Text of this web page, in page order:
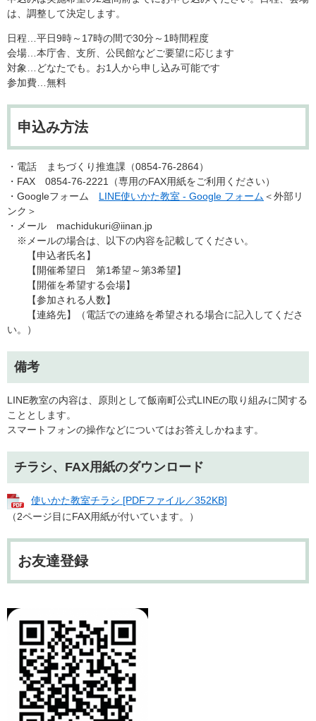
は、調整して決定します。
日程…平日9時～17時の間で30分～1時間程度
会場…本庁舎、支所、公民館などご要望に応じます
対象…どなたでも。お1人から申し込み可能です
参加費…無料
申込み方法
・電話 まちづくり推進課（0854-76-2864）
・FAX 0854-76-2221（専用のFAX用紙をご利用ください）
・Googleフォーム LINE使いかた教室 - Google フォーム ＜外部リ
ンク＞
・メール machidukuri@iinan.jp​
※メールの場合は、以下の内容を記載してください。
【申込者氏名】
【開催希望日 第1希望～第3希望】
【開催を希望する会場】
【参加される人数】
【連絡先】（電話での連絡を希望される場合に記入してくださ
い。）
備考
LINE教室の内容は、原則として飯南町公式LINEの取り組みに関する
こととします。
スマートフォンの操作などについてはお答えしかねます。
チラシ、FAX用紙のダウンロード
使いかた教室チラシ [PDFファイル／352KB]
（2ページ目にFAX用紙が付いています。）
お友達登録